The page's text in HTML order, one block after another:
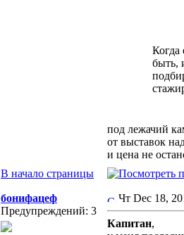
Когда
быть,
под лежачий
от выставок
и цена не
В начало страницы
бонифацеф
Предупреждений: 3
Чт Dec 18,
Капитан,